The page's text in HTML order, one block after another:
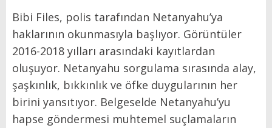
Bibi Files, polis tarafından Netanyahu’ya
haklarının okunmasıyla başlıyor. Görüntüler
2016-2018 yılları arasındaki kayıtlardan
oluşuyor. Netanyahu sorgulama sırasında alay,
şaşkınlık, bıkkınlık ve öfke duygularının her
birini yansıtıyor. Belgeselde Netanyahu’yu
hapse göndermesi muhtemel suçlamaların